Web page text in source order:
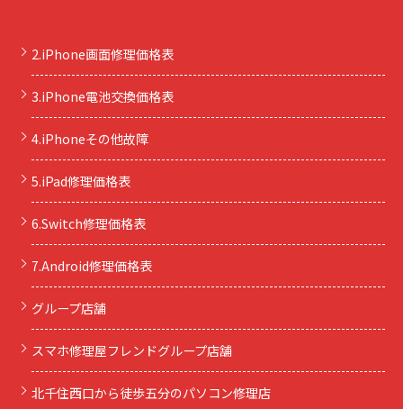
2.iPhone画面修理価格表
3.iPhone電池交換価格表
4.iPhoneその他故障
5.iPad修理価格表
6.Switch修理価格表
7.Android修理価格表
グループ店舗
スマホ修理屋フレンドグループ店舗
北千住西口から徒歩五分のパソコン修理店